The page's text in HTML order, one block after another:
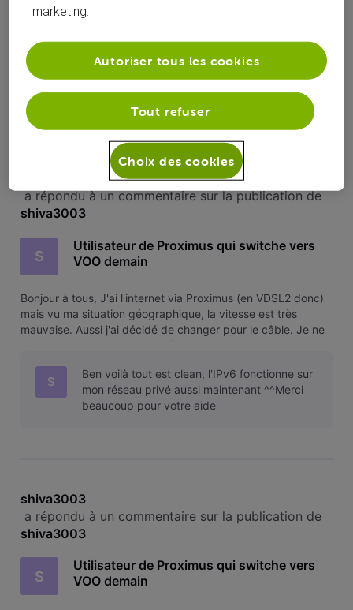
au journal le Soir avec le Soir+, est-ce que VOO propose une
telle offre ? Merci
78 0 0 2
a répondu à un commentaire sur la publication de
shiva3003
S
Utilisateur de Proximus qui switche vers
VOO demain
Bonjour à tous, J'ai l'internet via Proximus (en VDSL2 donc)
mais vu ma situation géographique, la vitesse est très
mauvaise. Aussi j'ai décidé de changer pour le câble. Je ne
suis pas intéressé par la télé (VOO Corder etc.), juste par
InternS
Ben voilà tout est clean, l'IPv6 fonctionne sur
mon réseau privé aussi maintenant ^^Merci
beaucoup pour votre aide
shiva3003
a répondu à un commentaire sur la publication de
shiva3003
S
Utilisateur de Proximus qui switche vers
VOO demain
marketing.
Tout refuser
Autoriser tous les cookies
Choix des cookies